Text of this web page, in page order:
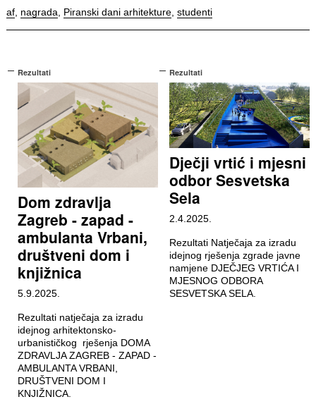
af, nagrada Piranski dani arhitekture, studenti
Rezultati
Dom zdravlja
Zagreb - zapad -
ambulanta Vrbani,
društveni dom i
knjižnica
5.9.2025.
Rezultati natječaja za izradu
idejnog arhitektonsko-
urbanističkog rješenja DOMA
ZDRAVLJA ZAGREB - ZAPAD -
AMBULANTA VRBANI,
DRUŠTVENI DOM I
KNJIŽNICA.
Rezultati
Dječji vrtić i mjesni
odbor Sesvetska
Sela
2.4.2025.
Rezultati Natječaja za izradu
idejnog rješenja zgrade javne
namjene DJEČJEG VRTIĆA I
MJESNOG ODBORA
SESVETSKA SELA.